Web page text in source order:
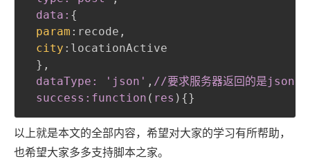
data: {
param : recode ,
city : locationActive
} ,
dataType: 'json' , //要求服务器返回的是json
success :function ( res ) {}
以上就是本文的全部内容，希望对大家的学习有所帮助，
也希望大家多多支持脚本之家。